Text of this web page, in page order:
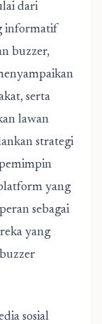
dari
informatif
buzzer,
serta
lawan
strategi
yang
sebagai
yang
sosial